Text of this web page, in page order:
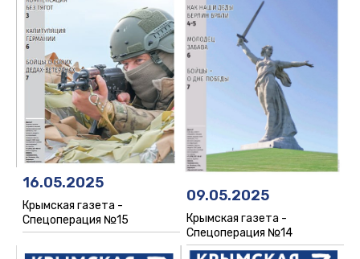
16.05.2025
Крымская газета -
Спецоперация №15
09.05.2025
Крымская газета -
Спецоперация №14